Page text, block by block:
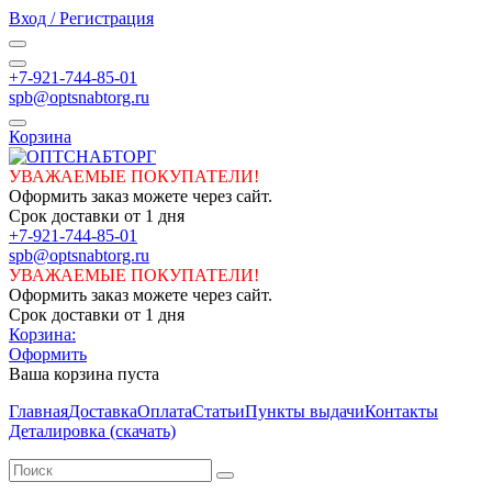
Вход / Регистрация
+7-921-744-85-01
spb@optsnabtorg.ru
Корзина
УВАЖАЕМЫЕ ПОКУПАТЕЛИ!
Оформить заказ можете через сайт.
Срок доставки от 1 дня
+7-921-744-85-01
spb@optsnabtorg.ru
УВАЖАЕМЫЕ ПОКУПАТЕЛИ!
Оформить заказ можете через сайт.
Срок доставки от 1 дня
Корзина:
Оформить
Ваша корзина пуста
ГлавнаяДоставкаОплатаСтатьиПункты выдачиКонтакты
Деталировка (скачать)